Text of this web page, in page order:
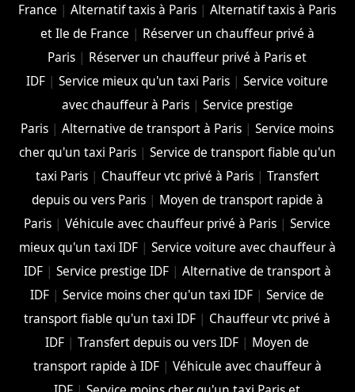
France |Alternatif taxis à Paris |Alternatif taxis à Paris
et Ile de France | Réserver un chauffeur privé à
Paris | Réserver un chauffeur privé à Paris et
IDF |Service mieux qu'un taxi Paris |Service voiture
avec chauffeur à Paris| Service prestige
Paris |Alternative de transport à Paris |Service moins
cher qu'un taxi Paris| Service de transport fiable qu'un
taxi Paris| Chauffeur vtc privé à Paris| Transfert
depuis ou vers Paris| Moyen de transport rapide à
Paris |Véhicule avec chauffeur privé à Paris |Service
mieux qu'un taxi IDF| Service voiture avec chauffeur à
IDF| Service prestige IDF| Alternative de transport à
IDF |Service moins cher qu'un taxi IDF |Service de
transport fiable qu'un taxi IDF | Chauffeur vtc privé à
IDF |Transfert depuis ou vers IDF | Moyen de
transport rapide à IDF| Véhicule avec chauffeur à